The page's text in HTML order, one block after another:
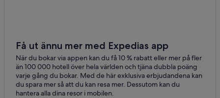
Få ut ännu mer med Expedias app
När du bokar via appen kan du få 10 % rabatt eller mer på fler
än 100 000 hotell över hela världen och tjäna dubbla poäng
varje gång du bokar. Med de här exklusiva erbjudandena kan
du spara mer så att du kan resa mer. Dessutom kan du
hantera alla dina resor i mobilen.